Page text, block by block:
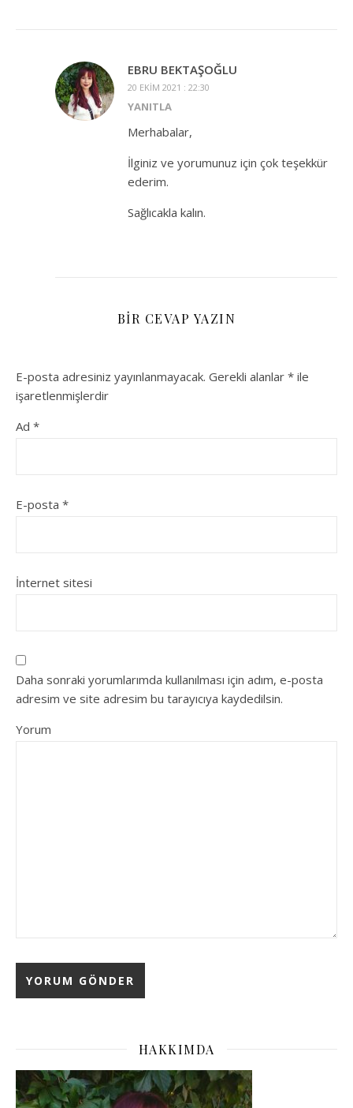
EBRU BEKTAŞOĞLU
20 EKIM 2021 : 22:30
YANITLA
Merhabalar,
İlginiz ve yorumunuz için çok teşekkür
ederim.
Sağlıcakla kalın.
BIR CEVAP YAZIN
E-posta adresiniz yayınlanmayacak. Gerekli alanlar * ile
işaretlenmişlerdir
Ad *
E-posta *
İnternet sitesi
Daha sonraki yorumlarımda kullanılması için adım, e-posta
adresim ve site adresim bu tarayıcıya kaydedilsin.
Yorum
HAKKIMDA